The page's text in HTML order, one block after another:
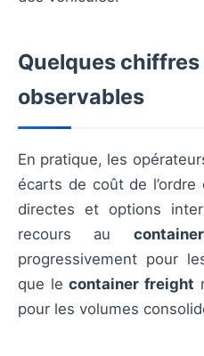
Quelques
observables
En pratique, les
écarts de coût de l’ordre
directes et options
recours au
progressivement pour
que lecontainer freight
pour les volumes